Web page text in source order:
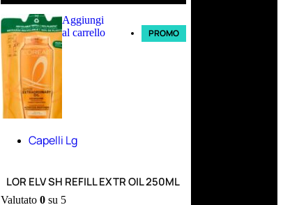
Aggiungi
al carrello
PROMO
Capelli Lg
LOR ELV SH REFILL EXTR OIL 250ML
Valutato 0su 5